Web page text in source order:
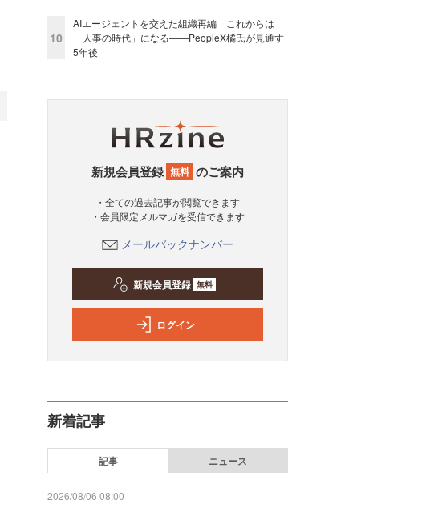
10
AIエージェントを交えた組織再編 これからは
「人事の時代」になる——PeopleX橘氏が見通す
5年後
新規会員登録 無料 のご案内
・全ての過去記事が閲覧できます
・会員限定メルマガを受信できます
メールバックナンバー
新規会員登録 無料
ログイン
新着記事
記事 ニュース
2026/08/06 08:00